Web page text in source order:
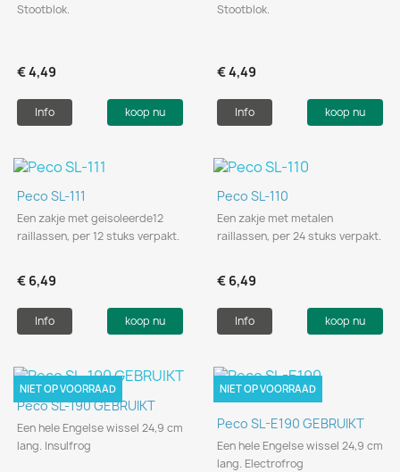
Stootblok.
€ 4,49
Info koop nu
Stootblok.
€ 4,49
Info koop nu
Peco SL-111
Een zakje met geisoleerde12
raillassen, per 12 stuks verpakt.
€ 6,49
Info koop nu
Peco SL-110
Een zakje met metalen
raillassen, per 24 stuks verpakt.
€ 6,49
Info koop nu
Peco SL-190 GEBRUIKT
Een hele Engelse wissel 24,9 cm
lang. Insulfrog
NIET OP VOORRAAD
Peco SL-E190 GEBRUIKT
Een hele Engelse wissel 24,9 cm
lang. Electrofrog
NIET OP VOORRAAD